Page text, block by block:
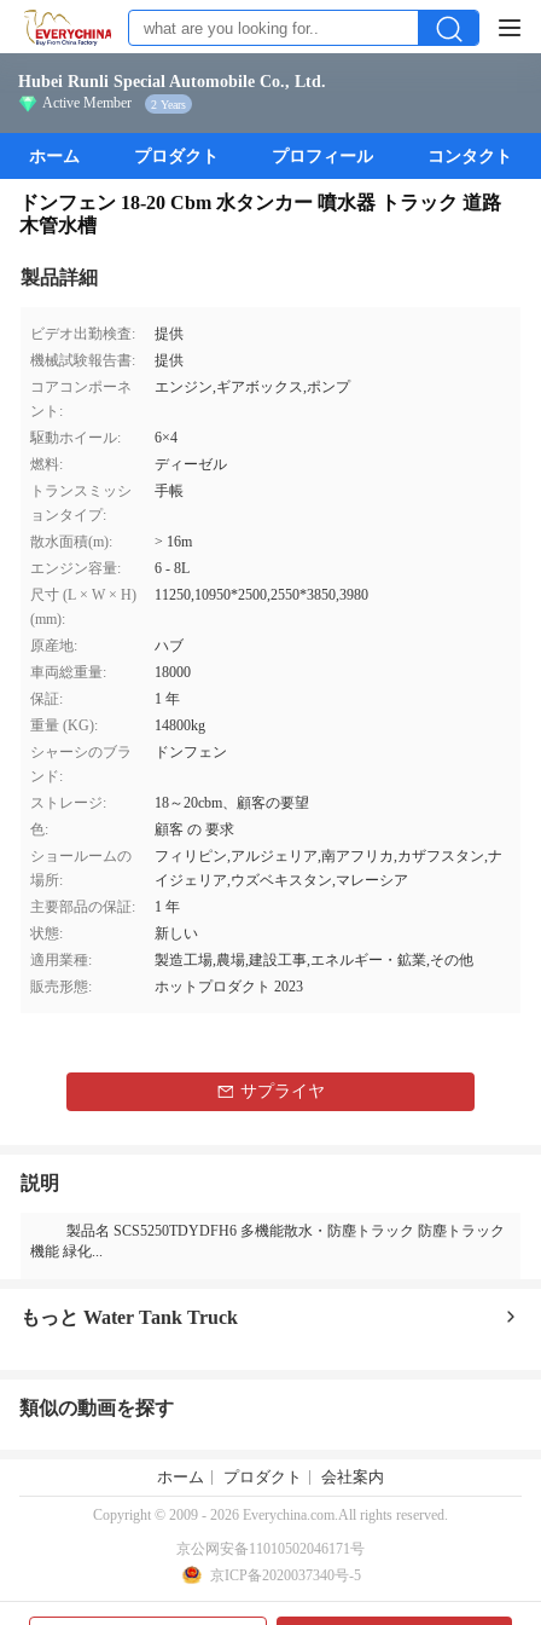
Hubei Runli Special Automobile Co., Ltd.
Active Member 2 Years
ホーム プロダクト プロフィール コンタクト
ドンフェン 18-20 Cbm 水タンカー 噴水器 トラック 道路
木管水槽
製品詳細
ビデオ出勤検査:
提供
機械試験報告書:
提供
コアコンポーネ
ント:
エンジン,ギアボックス,ポンプ
駆動ホイール:
6×4
燃料:
ディーゼル
トランスミッシ
ョンタイプ:
手帳
散水面積(m):
> 16m
エンジン容量:
6 - 8L
尺寸 (L × W × H)
(mm):
11250,10950*2500,2550*3850,3980
原産地:
ハブ
車両総重量:
18000
保証:
1 年
重量 (KG):
14800kg
シャーシのブラ
ンド:
ドンフェン
ストレージ:
18～20cbm、顧客の要望
色:
顧客 の 要求
ショールームの
場所:
フィリピン,アルジェリア,南アフリカ,カザフスタン,ナ
イジェリア,ウズベキスタン,マレーシア
主要部品の保証:
1 年
状態:
新しい
適用業種:
製造工場,農場,建設工事,エネルギー・鉱業,その他
販売形態:
ホットプロダクト 2023
サプライヤ
説明
製品名 SCS5250TDYDFH6 多機能散水・防塵トラック 防塵トラック
機能 緑化...
もっと Water Tank Truck
類似の動画を探す
ホーム プロダクト 会社案内
Copyright © 2009 - 2026 Everychina.com.All rights reserved.
京公网安备11010502046171号
京ICP备2020037340号-5